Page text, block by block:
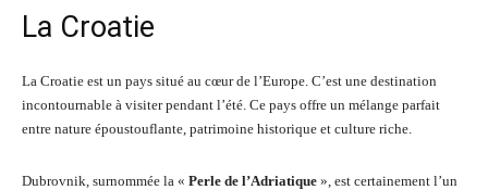
La Croatie
La Croatie est un pays situé au cœur de l’Europe. C’est une destination
incontournable à visiter pendant l’été. Ce pays offre un mélange parfait
entre nature époustouflante, patrimoine historique et culture riche.
Dubrovnik, surnommée la « Perle de l’Adriatique », est certainement l’un